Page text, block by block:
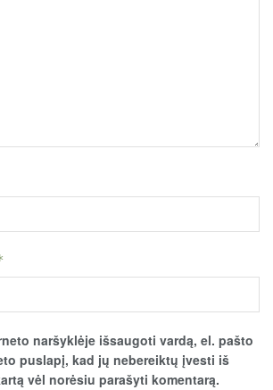
naršyklėje išsaugoti vardą, el. pašto
puslapį, kad jų nebereiktų įvesti iš
vėl norėsiu parašyti komentarą.